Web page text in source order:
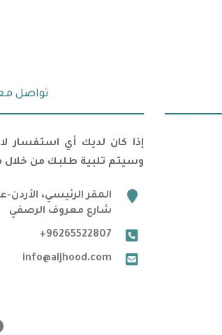
تواصل
إذا كان لديك أي استفسار
وسيتم تلبية طلبك من خلال
marker
المقر الرئيسي،
شارع معروف الرصفي
phone
+96265522807
email
info@aljhood.com